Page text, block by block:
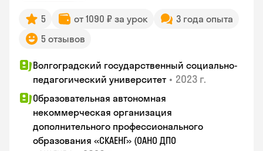
5 от 1090 ₽ за урок
3 года опыта
5 отзывов
Волгоградский государственный социально-
педагогический университет • 2023 г.
Образовательная автономная
некоммерческая организация
дополнительного профессионального
образования «СКАЕНГ» (ОАНО ДПО